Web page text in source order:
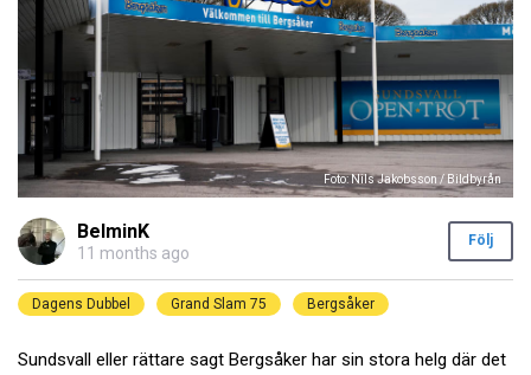
Foto: Nils Jakobsson / Bildbyrån
BelminK
11 months ago
Följ
Dagens Dubbel Grand Slam 75 Bergsåker
Sundsvall eller rättare sagt Bergsåker har sin stora helg där det